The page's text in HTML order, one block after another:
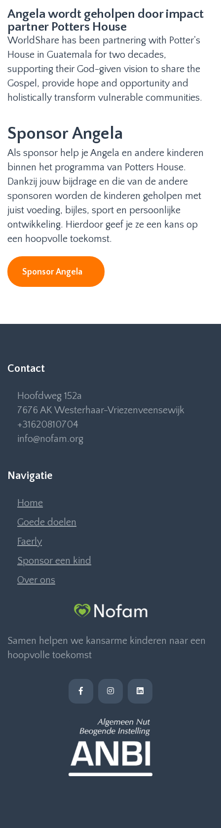
Angela wordt geholpen door impact
partner Potters House
WorldShare has been partnering with Potter's
House in Guatemala for two decades,
supporting their God-given vision to share the
Gospel, provide hope and opportunity and
holistically transform vulnerable communities.
Sponsor Angela
Als sponsor help je Angela en andere kinderen
binnen het programma van Potters House.
Dankzij jouw bijdrage en die van de andere
sponsoren worden de kinderen geholpen met
juist voeding, bijles, sport en persoonlijke
ontwikkeling. Hierdoor geef je ze een kans op
een hoopvolle toekomst.
Sponsor Angela
Contact
Hoofdweg 152a
7676 AK Westerhaar-Vriezenveensewijk
+31620810704
info@nofam.org
Navigatie
Home
Goede doelen
Faerly
Sponsor een kind
Over ons
Samen helpen we kansarme kinderen naar een
hoopvolle toekomst